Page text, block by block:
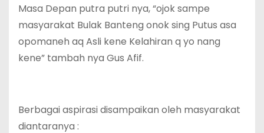
Masa Depan putra putri nya, “ojok sampe
masyarakat Bulak Banteng onok sing Putus asa
opomaneh aq Asli kene Kelahiran q yo nang
kene” tambah nya Gus Afif.
Berbagai aspirasi disampaikan oleh masyarakat
diantaranya :